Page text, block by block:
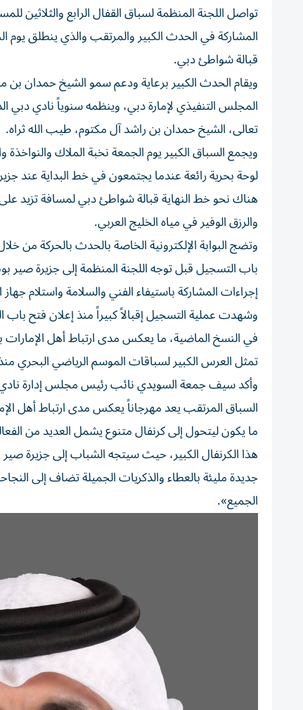
المشاركة في الحدث الكبير والمرتقب والذي ينطلق يوم
قبالة شواطئ دبي.
ويقام الحدث الكبير برعاية ودعم سمو الشيخ حمدان
تعالى، الشيخ حمدان بن راشد آل مكتوم، طيب الله ثراه.
لوحة بحرية رائعة عندما يجتمعون في خط البداية عند
والرزق الوفير في مياه الخليج العربي.
وتضج البوابة الإلكترونية الخاصة بالحدث بالحركة
باب التسجيل قبل توجه اللجنة المنظمة إلى جزيرة صير
إجراءات المشاركة باستيفاء الفني والسلامة واستلام جهاز
وشهدت عملية التسجيل إقبالاً كبيراً منذ إعلان فتح
في النسخ الماضية، ما يعكس مدى ارتباط أهل
تمثل العرس الكبير لسباقات الموسم الرياضي البحري منذ
وأكد سيف جمعة السويدي نائب رئيس مجلس إدارة نادي
السباق المرتقب يعد مهرجاناً يعكس مدى ارتباط أهل
ما يكون ليتحول إلى كرنفال متنوع يشمل العديد من
جديدة مليئة بالعطاء والذكريات الجميلة تضاف إلى
الجميع».